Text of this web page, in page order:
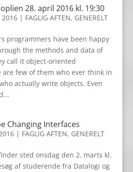
28. april 2016 kl. 19:30
2016| FAGLIG AFTEN, GENERELT
programmers have been happy
the methods and data of
call it object-oriented
few of them who ever think in
actually write objects. Even
Changing Interfaces
| FAGLIG AFTEN, GENERELT
sted onsdag den 2. marts kl.
af studerende fra Datalogi og